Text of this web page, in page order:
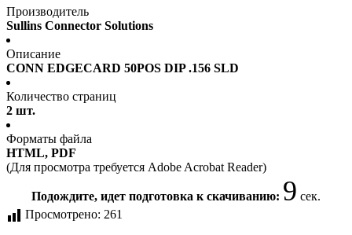
Производитель
Sullins Connector Solutions
Описание
CONN EDGECARD 50POS DIP .156 SLD
Количество страниц
2 шт.
Форматы файла
HTML, PDF
(Для просмотра требуется Adobe Acrobat Reader)
Подождите, идет подготовка к скачиванию: 9 сек.
Просмотрено: 261